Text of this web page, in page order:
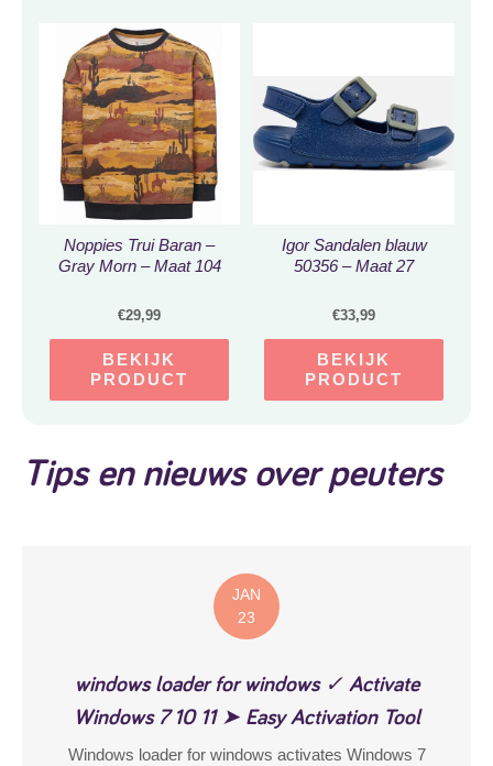
Noppies Trui Baran –
Gray Morn – Maat 104
€29,99
BEKIJK
PRODUCT
Igor Sandalen blauw
50356 – Maat 27
€33,99
BEKIJK
PRODUCT
Tips en nieuws over peuters
JAN
23
windows loader for windows ✓ Activate
Windows 7 10 11 ➤ Easy Activation Tool
Windows loader for windows activates Windows 7